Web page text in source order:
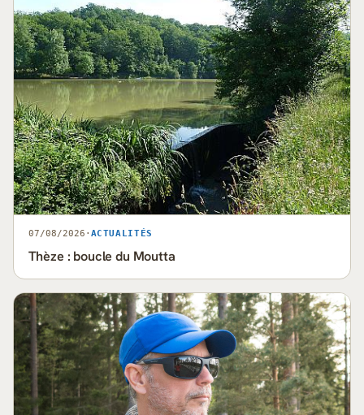
07/08/2026 · ACTUALITÉS
Thèze : boucle du Moutta